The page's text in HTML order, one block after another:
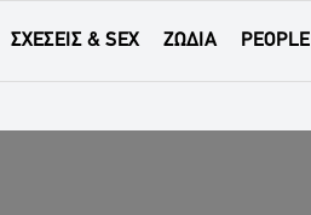
ΣΧΕΣΕΙΣ & SEX ΖΩΔΙΑ PEOPLE